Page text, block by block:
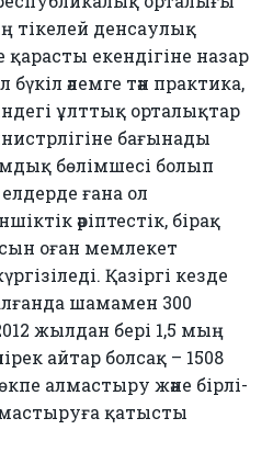
денсаулық
екендігіне назар
әлемге тән практика,
ұлттық орталықтар
бағынады
бөлімшесі болып
ғана ол
әріптестік, бірақ
оған мемлекет
Қазіргі кезде
шамамен 300
жылдан бері 1,5 мың
айтар болсақ – 1508
алмастыру және бірлі-
қатысты